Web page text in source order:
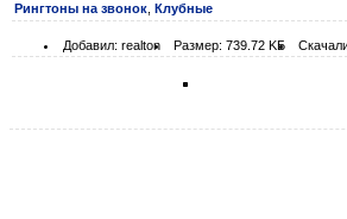
Рингтоны на звонок Клубные
Добавил: realton Размер: 739.72 KБ